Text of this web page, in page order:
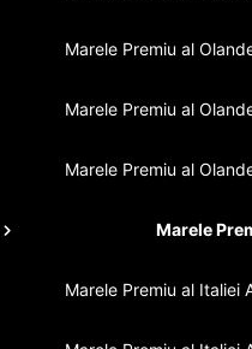
Marele Premiu al
Marele Premiu al
Marele Premiu al
Marele
Marele Premiu al Italiei